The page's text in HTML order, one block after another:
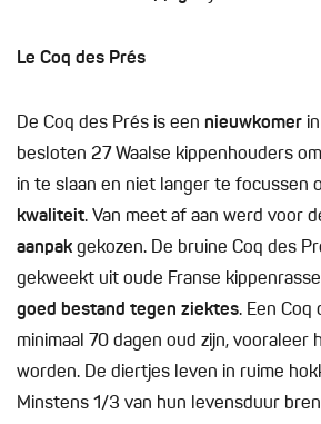
Le Coq des Prés
De Coq des Prés is een nieuwkomer
besloten 27 Waalse kippenhouders
in te slaan en niet langer te focussen
kwaliteit. Van meet af aan werd voor
aanpak gekozen. De bruine Coq des
gekweekt uit oude Franse
goed bestand tegen ziektes. Een Coq
minimaal 70 dagen oud zijn, vooraleer
worden. De diertjes leven in ruime
Minstens 1/3 van hun levensduur